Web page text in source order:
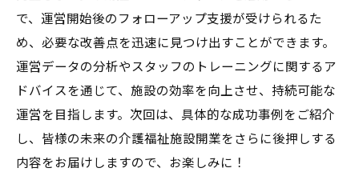
で、運営開始後のフォローアップ支援が受けられるた
め、必要な改善点を迅速に見つけ出すことができます。
運営データの分析やスタッフのトレーニングに関するア
ドバイスを通じて、施設の効率を向上させ、持続可能な
運営を目指します。次回は、具体的な成功事例をご紹介
し、皆様の未来の介護福祉施設開業をさらに後押しする
内容をお届けしますので、お楽しみに！